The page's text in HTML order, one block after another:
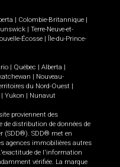
Colombie-Britannique
Terre-Neuve-et-
Écosse
Île-du-Prince-
Québec Alberta
Nouveau-
du Nord-Ouest
Yukon Nunavut
proviennent des
de distribution de données de
(SDD®). SDD® met en
agences immobilières autres
de l'information
vérifiée. La marque